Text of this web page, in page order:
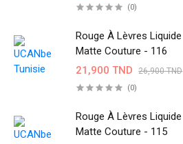
(0)
Rouge À Lèvres Liquide
Matte Couture - 116
21,900 TND
26,900 TND
(0)
Rouge À Lèvres Liquide
Matte Couture - 115